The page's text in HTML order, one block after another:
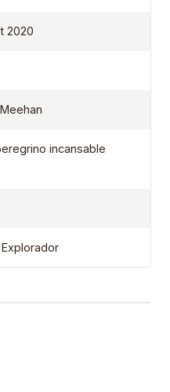
2020
incansable